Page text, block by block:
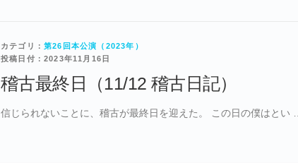
カテゴリ： 第26回本公演（2023年）
投稿日付：2023年11月16日
稽古最終日（11/12 稽古日記）
信じられないことに、稽古が最終日を迎えた。 この日の僕はとい …